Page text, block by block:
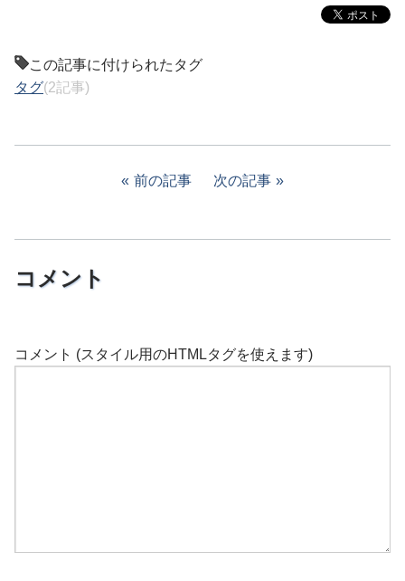
この記事に付けられたタグ
タグ(2記事)
前の記事 次の記事
コメント
コメント (スタイル用のHTMLタグを使えます)